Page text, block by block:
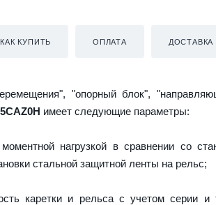
КАК КУПИТЬ ОПЛАТА ДОСТАВКА
"опорный блок",
имеет следующие параметры:
нагрузкой в сравнении со
стальной защитной ленты на рельс;
каретки и рельса с учетом серии и